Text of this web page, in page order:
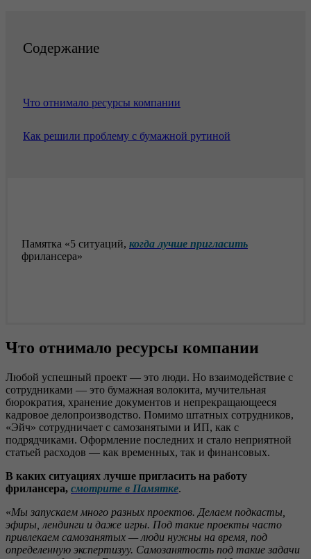
Содержание
Что отнимало ресурсы компании
Как решили проблему с бумажной рутиной
Памятка «5 ситуаций, когда лучше пригласить
фрилансера»
Что отнимало ресурсы компании
Любой успешный проект — это люди. Но взаимодействие с
сотрудниками — это бумажная волокита, мучительная
бюрократия, хранение документов и непрекращающееся
кадровое делопроизводство. Помимо штатных сотрудников,
«Эйч» сотрудничает с самозанятыми и ИП, как с
подрядчиками. Оформление последних и стало неприятной
статьей расходов — как временных, так и финансовых.
В каких ситуациях лучше пригласить на работу
фрилансера, смотрите в Памятке.
«Мы запускаем много разных проектов. Делаем подкасты,
эфиры, лендинги и даже игры. Под такие проекты часто
привлекаем самозанятых — люди нужны на время, под
определенную экспертизуу. Самозанятость под такие задачи